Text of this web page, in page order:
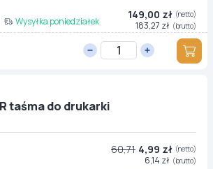
Wysyłka poniedziałek
149,00 zł (netto)
183,27 zł (brutto)
taśma do drukarki
60,71 4,99 zł (netto)
6,14 zł (brutto)